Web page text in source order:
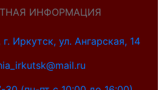
ИНФОРМАЦИЯ
Иркутск, ул. Ангарская, 14